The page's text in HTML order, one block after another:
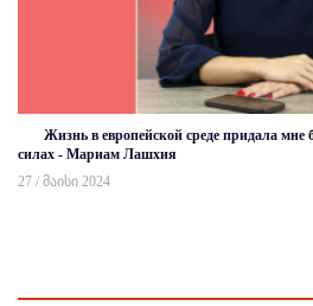
Жизнь в европейской среде придала мне
силах - Мариам Лашхия
27 / მაისი 2024